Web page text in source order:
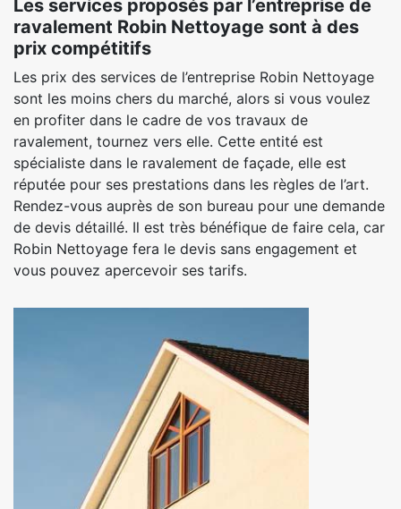
Les services proposés par l’entreprise de
ravalement Robin Nettoyage sont à des
prix compétitifs
Les prix des services de l’entreprise Robin Nettoyage
sont les moins chers du marché, alors si vous voulez
en profiter dans le cadre de vos travaux de
ravalement, tournez vers elle. Cette entité est
spécialiste dans le ravalement de façade, elle est
réputée pour ses prestations dans les règles de l’art.
Rendez-vous auprès de son bureau pour une demande
de devis détaillé. Il est très bénéfique de faire cela, car
Robin Nettoyage fera le devis sans engagement et
vous pouvez apercevoir ses tarifs.